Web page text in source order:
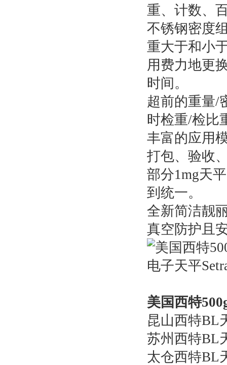
重、计数、
不锈钢密度
重大于和小
用费力地更
时间。
超前的重量/
时检重/检比
丰富的应用
打包、验收
部分1mg天
到统一。
全新简洁靓
真空防护且
美国西特
昆山西特BL
苏州西特BL
太仓西特BL